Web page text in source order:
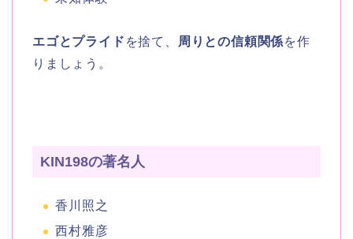
エゴとプライド を捨て、 周りとの信頼関係を作
りましょう。
KIN198の著名人
香川照之
西村雅彦